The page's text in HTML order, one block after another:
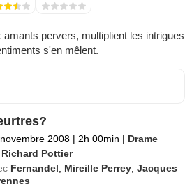
pervers, multiplient les intrigues
s'en mêlent.
2008 | 2h 00min | Drame
Richard Pottier
Fernandel Mireille Perrey ,Jacques